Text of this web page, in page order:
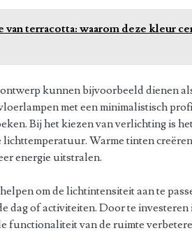
van terracotta: waarom deze kleur
kunnen bijvoorbeeld dienen
met een minimalistisch
Bij het kiezen van verlichting is
Warme tinten
energie uitstralen.
om de lichtintensiteit aan te
dag of activiteiten. Door te
functionaliteit van de ruimte